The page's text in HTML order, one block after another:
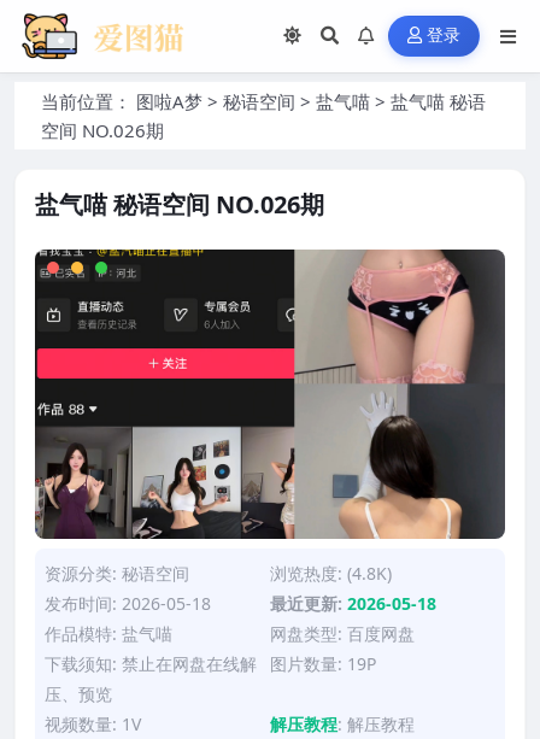
登录
当前位置： 图啦A梦 > 秘语空间 > 盐气喵 > 盐气喵 秘语
空间 NO.026期
盐气喵 秘语空间 NO.026期
资源分类: 秘语空间
浏览热度: (4.8K)
发布时间: 2026-05-18
最近更新: 2026-05-18
作品模特: 盐气喵
网盘类型: 百度网盘
下载须知: 禁止在网盘在线解
压、预览
图片数量: 19P
视频数量: 1V 解压教程: 解压教程